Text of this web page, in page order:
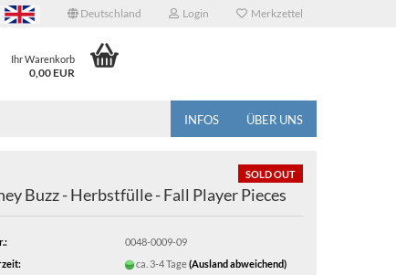
Deutschland Login Merkzettel
Ihr Warenkorb
0,00 EUR
INFOS ÜBER UNS
SOLD OUT
Buzz - Herbstfülle - Fall Player Pieces
0048-0009-09
ca. 3-4 Tage(Ausland abweichend)